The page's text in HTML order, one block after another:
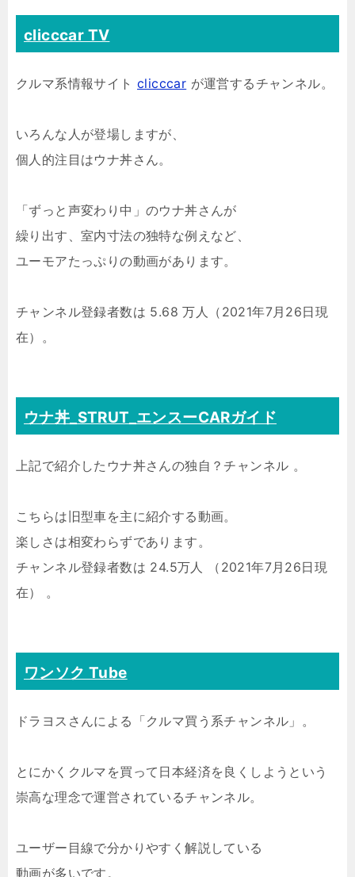
clicccar TV
クルマ系情報サイト clicccar が運営するチャンネル。
いろんな人が登場しますが、
個人的注目はウナ丼さん。
「ずっと声変わり中」のウナ丼さんが
繰り出す、室内寸法の独特な例えなど、
ユーモアたっぷりの動画があります。
チャンネル登録者数は 5.68 万人（2021年7月26日現
在）。
ウナ丼_STRUT_エンスーCARガイド
上記で紹介したウナ丼さんの独自？チャンネル 。
こちらは旧型車を主に紹介する動画。
楽しさは相変わらずであります。
チャンネル登録者数は 24.5万人 （2021年7月26日現
在） 。
ワンソク Tube
ドラヨスさんによる「クルマ買う系チャンネル」。
とにかくクルマを買って日本経済を良くしようという
崇高な理念で運営されているチャンネル。
ユーザー目線で分かりやすく解説している
動画が多いです。